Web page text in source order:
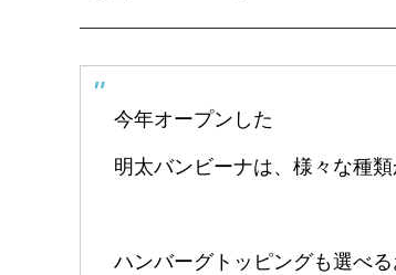
今年オープンした
明太バンビーナは、様々な種
ハンバーグトッピングも選べ